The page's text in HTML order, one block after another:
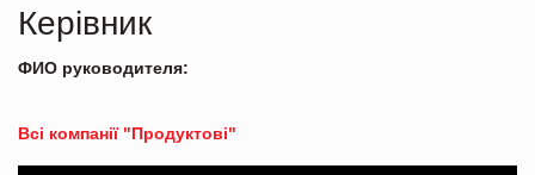
Керівник
ФИО руководителя:
Всі компанії "Продуктові"